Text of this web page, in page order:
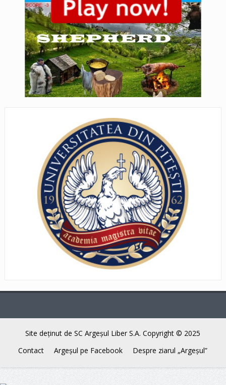
Site deţinut de SC Argeşul Liber S.A. Copyright © 2025
Contact
Argeşul pe Facebook Despre ziarul „Argeşul”